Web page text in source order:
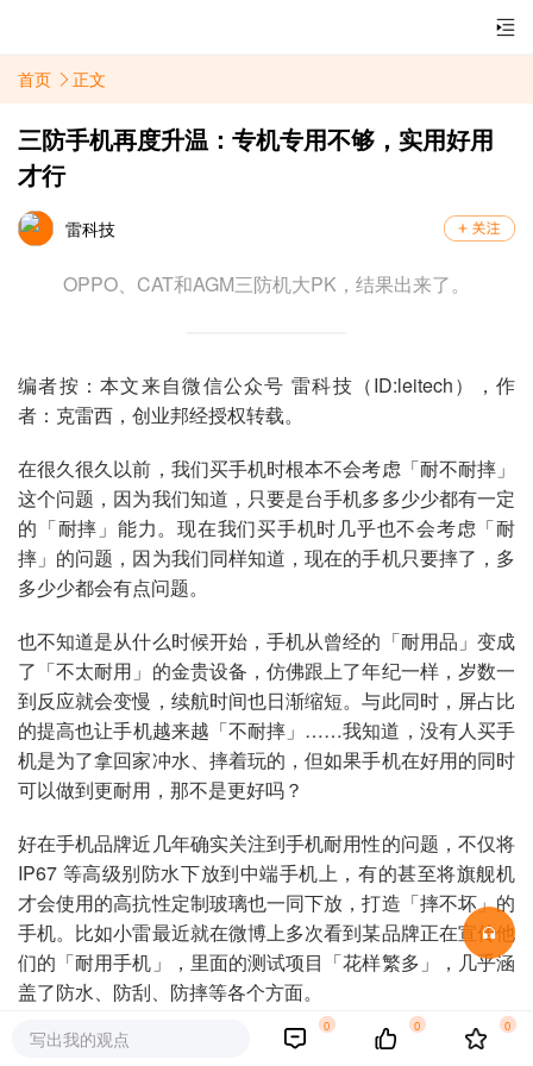
首页 正文
三防手机再度升温：专机专用不够，实用好用
才行
雷科技
OPPO、CAT和AGM三防机大PK，结果出来了。
编者按：本文来自微信公众号 雷科技（ID:leitech）
，作
者：克雷西，创业邦经授权转载。
在很久很久以前，我们买手机时根本不会考虑「耐不耐摔」
这个问题，因为我们知道，只要是台手机多多少少都有一定
的「耐摔」能力。现在我们买手机时几乎也不会考虑「耐
摔」的问题，因为我们同样知道，现在的手机只要摔了，多
多少少都会有点问题。
也不知道是从什么时候开始，手机从曾经的「耐用品」变成
了「不太耐用」的金贵设备，仿佛跟上了年纪一样，岁数一
到反应就会变慢，续航时间也日渐缩短。与此同时，屏占比
的提高也让手机越来越「不耐摔」……我知道，没有人买手
机是为了拿回家冲水、摔着玩的，但如果手机在好用的同时
可以做到更耐用，那不是更好吗？
好在手机品牌近几年确实关注到手机耐用性的问题，不仅将
IP67 等高级别防水下放到中端手机上，有的甚至将旗舰机
才会使用的高抗性定制玻璃也一同下放，打造「摔不坏」的
手机。比如小雷最近就在微博上多次看到某品牌正在宣传他
们的「耐用手机」，里面的测试项目「花样繁多」，几乎涵
盖了防水、防刮、防摔等各个方面。
但问题是，这些测试始终还是有「实验」性质，距离我们真
写出我的观点
0 0 0